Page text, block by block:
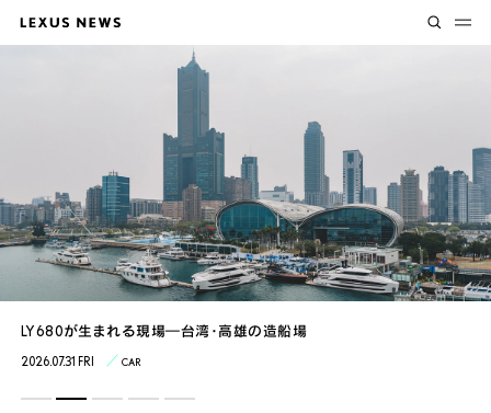
Lexus Circuit Experience “Plus”走る歓び、その先へ
2026.08.05 WED EXPERIENCE
LY680が生まれる現場―台湾・高雄の造船場
2026.07.31 FRI CAR
GX2年目のBAJA1000への挑戦が始まる
2026.07.30 THU SPORT
4組のクリエイターのアイデアから得た新たなモビリティの可能性
2026.07.27 MON ART / DESIGN
室屋選手が完全優勝 Air Race X 2026 Race 2 Report
2026.07.24 FRI SPORT